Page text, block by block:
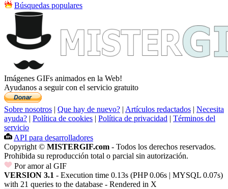
Búsquedas populares
Imágenes GIFs animados en la Web!
Ayudanos a seguir con el servicio gratuito
Sobre nosotros | Que hay de nuevo? | Artículos redactados | Necesita
ayuda? | Política de cookies | Política de privacidad | Términos del
servicio
API para desarrolladores
Copyright © MISTERGIF.com - Todos los derechos reservados.
Prohibida su reproducción total o parcial sin autorización.
Por amor al GIF
VERSION 3.1 - Execution time 0.13s (PHP 0.06s | MYSQL 0.07s)
with 21 queries to the database - Rendered in X